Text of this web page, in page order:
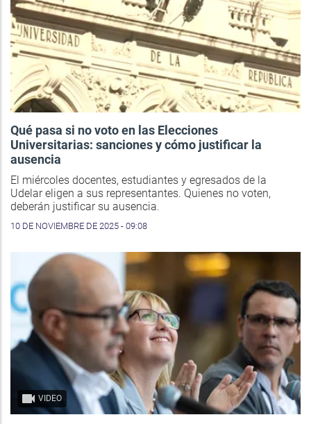
Qué pasa si no voto en las Elecciones
Universitarias: sanciones y cómo justificar la
ausencia
El miércoles docentes, estudiantes y egresados de la
Udelar eligen a sus representantes. Quienes no voten,
deberán justificar su ausencia.
10 DE NOVIEMBRE DE 2025 - 09:08
VIDEO